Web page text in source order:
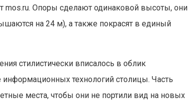
mos.ru. Опоры сделают одинаковой высоты, они
на 24 м), а также покрасят в единый
стилистически вписалось в облик
информационных технологий столицы. Часть
места, чтобы они не портили вид на новых